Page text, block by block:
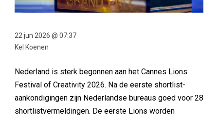
22 jun 2026 @ 07:37
Kel Koenen
Nederland is sterk begonnen aan het Cannes Lions
Festival of Creativity 2026. Na de eerste shortlist-
aankondigingen zijn Nederlandse bureaus goed voor 28
shortlistvermeldingen. De eerste Lions worden